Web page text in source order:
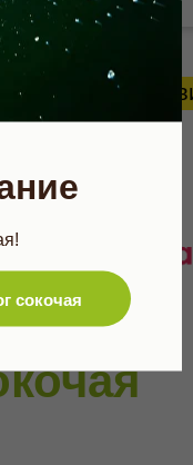
сокочая
появится ваш